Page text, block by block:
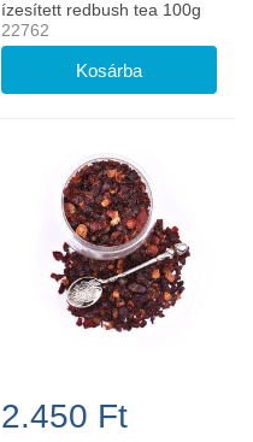
ízesített redbush tea 100g
22762
2.450 Ft